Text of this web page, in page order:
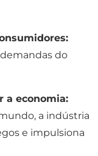
do
a economia:
a indústria
e impulsiona